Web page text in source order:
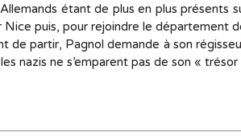
étant de plus en plus
Nice puis, pour rejoindre le département
de partir, Pagnol demande à son
nazis ne s’emparent pas de son «